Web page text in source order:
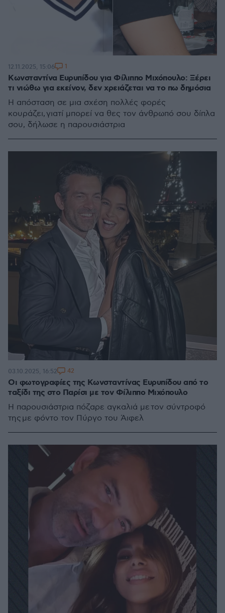
Κωνσταντίνα Ευρυπίδου για Φίλιππο Μιχόπουλο: Ξέρει
τι νιώθω για εκείνον, δεν χρειάζεται να το πω δημόσια
Η απόσταση σε μια σχέση πολλές φορές
κουράζει, γιατί μπορεί να θες τον άνθρωπό σου δίπλα
σου, δήλωσε η παρουσιάστρια
12.11.2025, 15:06 1
Οι φωτογραφίες της Κωνσταντίνας Ευρυπίδου από το
ταξίδι της στο Παρίσι με τον Φίλιππο Μιχόπουλο
Η παρουσιάστρια πόζαρε αγκαλιά με τον σύντροφό
της με φόντο τον Πύργο του Άιφελ
03.10.2025, 16:52 42